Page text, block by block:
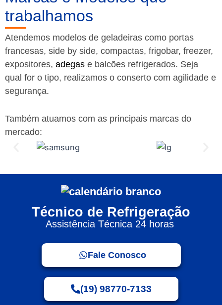
trabalhamos
Atendemos modelos de geladeiras como portas
francesas, side by side, compactas, frigobar, freezer,
expositores, adegas e balcões refrigerados. Seja
qual for o tipo, realizamos o conserto com agilidade e
segurança.
Também atuamos com as principais marcas do
mercado:
Técnico de Refrigeração
Assistência Técnica 24 horas
Fale Conosco
(19) 98770-7133